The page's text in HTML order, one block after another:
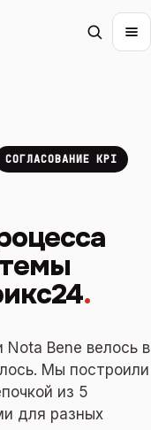
СОГЛАСОВАНИЕ KPI
.
Bene велось в
Мы построили
из 5
для разных